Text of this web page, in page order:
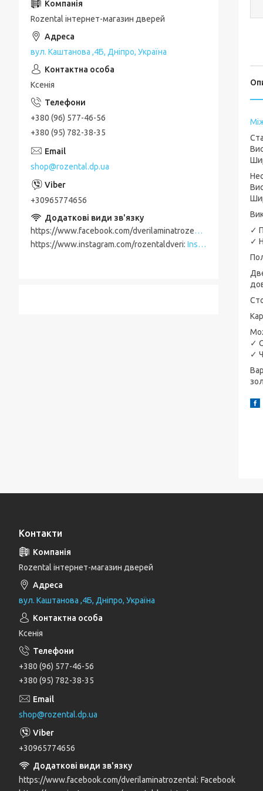
✓
✓
✓
✓
Rozental інтернет-магазин дверей
вул. Каштанова ,4Б, Дніпро, Україна
Ксенія
+380 (96) 577-46-56
+380 (95) 782-38-35
shop@rozental.dp.ua
+30965774656
https://www.facebook.com/dverilaminatrozental
https://www.instagram.com/rozentaldveri Instagram
Контакти
Rozental інтернет-магазин дверей
вул. Каштанова ,4Б, Дніпро, Україна
Ксенія
+380 (96) 577-46-56
+380 (95) 782-38-35
shop@rozental.dp.ua
+30965774656
https://www.facebook.com/dverilaminatrozental Facebook